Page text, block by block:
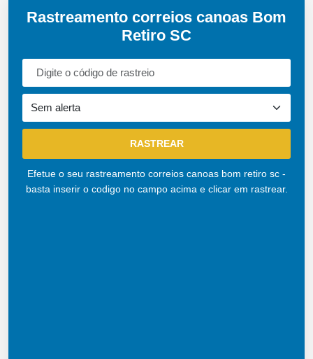
Rastreamento correios canoas Bom
Retiro SC
Efetue o seu rastreamento correios canoas bom retiro sc -
basta inserir o codigo no campo acima e clicar em rastrear.